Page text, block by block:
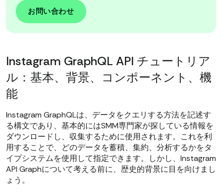
お問い合わせ
Instagram GraphQL API チュートリア
ル：基本、背景、コンポーネント、機
能
Instagram GraphQLは、データをクエリする方法を記述す
る構文であり、基本的にはSMM専門家が探している情報を
ダウンロードし、収集するために使用されます。これを利
用することで、どのデータを蓄積、集約、分析するかをタ
イプシステムを使用して指定できます。しかし、Instagram
API Graphについて考える前に、歴史的背景に目を向けまし
ょう。